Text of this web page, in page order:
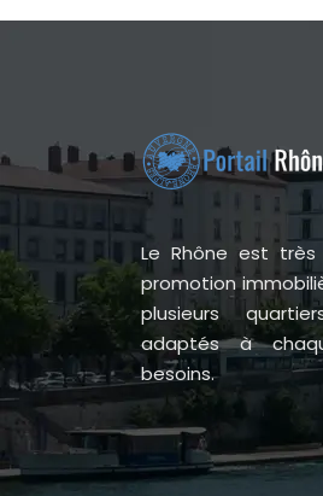
Le Rhône est
promotion
plusieurs
adaptés à
besoins.